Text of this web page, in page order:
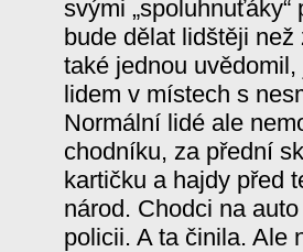
svými
bude dělat lidštěji
také jednou
lidem v místech s
Normální lidé ale
chodníku, za přední
kartičku a hajdy před
národ. Chodci na
policii. A ta činila. Ale